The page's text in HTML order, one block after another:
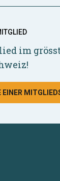
im
EINER